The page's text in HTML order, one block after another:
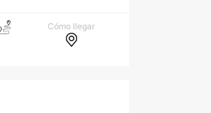
Cómo llegar